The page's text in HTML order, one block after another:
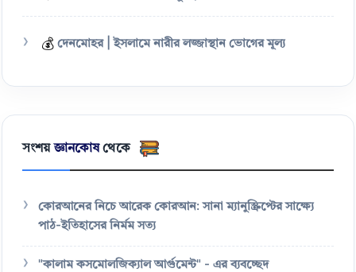
💰 দেনমোহর | ইসলামে নারীর লজ্জাস্থান ভোগের মূল্য
সংশয়জ্ঞানকোষথেকে
কোরআনের নিচে আরেক কোরআন: সানা ম্যানুস্ক্রিপ্টের সাক্ষ্যে
পাঠ-ইতিহাসের নির্মম সত্য
"কালাম কসমোলজিক্যাল আর্গুমেন্ট" - এর ব্যবচ্ছেদ